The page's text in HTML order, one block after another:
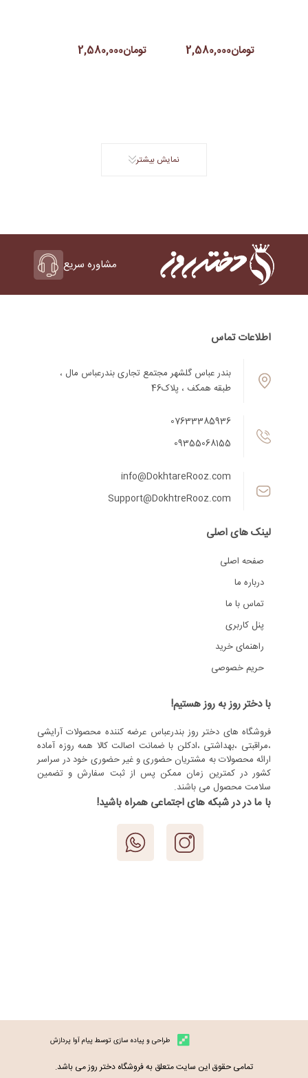
تومان2,580,000 تومان2,580,000
نمایش بیشتر
مشاوره سریع
اطلاعات تماس
بندر عباس گلشهر مجتمع تجاری بندرعباس مال ،
طبقه همکف ، پلاک46
07633385936
09355068155
info@DokhtareRooz.com
Support@DokhtreRooz.com
لینک های اصلی
صفحه اصلی
درباره ما
تماس با ما
پنل کاربری
راهنمای خرید
حریم خصوصی
با دختر روز به روز هستیم!
فروشگاه های دختر روز بندرعباس عرضه کننده محصولات آرایشی
،مراقبتی ،بهداشتی ،ادکلن با ضمانت اصالت کالا همه روزه آماده
ارائه محصولات به مشتریان حضوری و غیر حضوری خود در سراسر
کشور در کمترین زمان ممکن پس از ثبت سفارش و تضمین
سلامت محصول می باشند.
با ما در در شبکه های اجتماعی همراه باشید!
طراحی و پیاده سازی توسط پیام آوا پردازش
تمامی حقوق این سایت متعلق به فروشگاه دختر روز می باشد.